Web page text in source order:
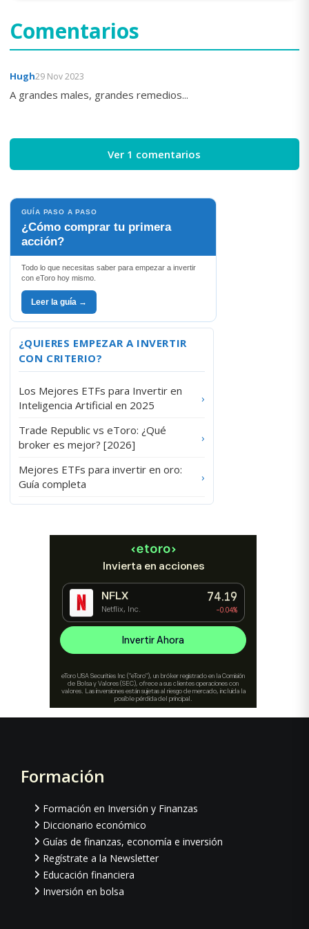
Comentarios
Hugh29 Nov 2023
A grandes males, grandes remedios...
Ver 1 comentarios
GUÍA PASO A PASO
¿Cómo comprar tu primera
acción?
Todo lo que necesitas saber para empezar a invertir
con eToro hoy mismo.
Leer la guía →
¿QUIERES EMPEZAR A INVERTIR
CON CRITERIO?
Los Mejores ETFs para Invertir en
Inteligencia Artificial en 2025
›
Trade Republic vs eToro: ¿Qué
broker es mejor? [2026]
›
Mejores ETFs para invertir en oro:
Guía completa
›
Footer
Formación
Formación en Inversión y Finanzas
Diccionario económico
Guías de finanzas, economía e inversión
Regístrate a la Newsletter
Educación financiera
Inversión en bolsa